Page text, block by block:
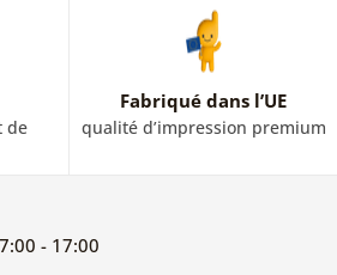
de
Fabriqué dans l’UE
qualité d’impression premium
- 17:00